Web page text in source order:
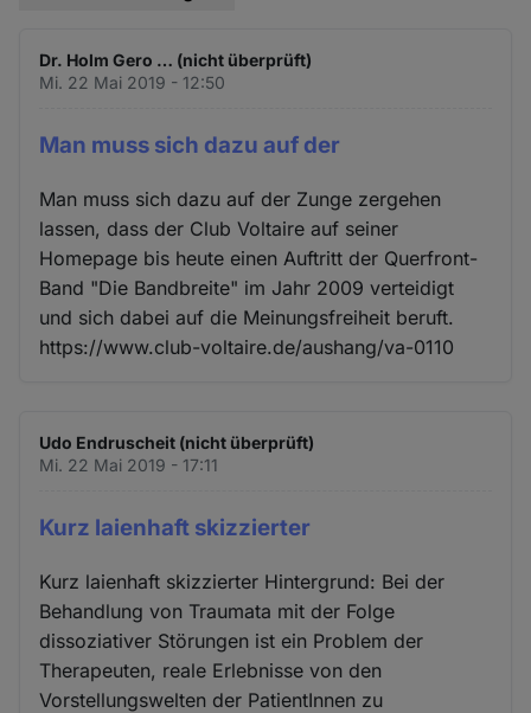
Dr. Holm Gero … (nicht überprüft)
Mi. 22 Mai 2019 - 12:50
Man muss sich dazu auf der
Man muss sich dazu auf der Zunge zergehen
lassen, dass der Club Voltaire auf seiner
Homepage bis heute einen Auftritt der Querfront-
Band "Die Bandbreite" im Jahr 2009 verteidigt
und sich dabei auf die Meinungsfreiheit beruft.
https://www.club-voltaire.de/aushang/va-0110
Udo Endruscheit (nicht überprüft)
Mi. 22 Mai 2019 - 17:11
Kurz laienhaft skizzierter
Kurz laienhaft skizzierter Hintergrund: Bei der
Behandlung von Traumata mit der Folge
dissoziativer Störungen ist ein Problem der
Therapeuten, reale Erlebnisse von den
Vorstellungswelten der PatientInnen zu